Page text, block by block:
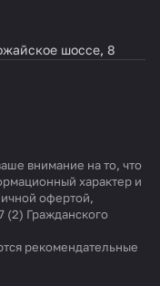
шоссе, 8
внимание на то, что
характер и
офертой,
(2) Гражданского
рекомендательные